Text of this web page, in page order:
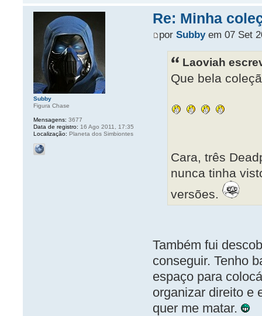
Re: Minha
por Subbyem 07 Set
Laoviah
Que bela
Cara, três
nunca tinha
versões.
Também fui
conseguir. Tenho
espaço para
organizar direito e
quer me matar.
Subby
Figura Chase
Mensagens: 3677
Data de registro: 16 Ago 2011, 17:35
Localização: Planeta dos Simbiontes